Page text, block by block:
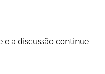
e a discussão continue.